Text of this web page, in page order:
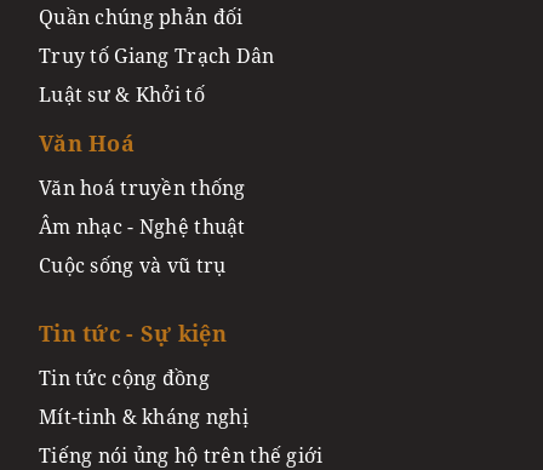
Quần chúng phản đối
Truy tố Giang Trạch Dân
Luật sư & Khởi tố
Văn Hoá
Văn hoá truyền thống
Âm nhạc - Nghệ thuật
Cuộc sống và vũ trụ
Tin tức - Sự kiện
Tin tức cộng đồng
Mít-tinh & kháng nghị
Tiếng nói ủng hộ trên thế giới